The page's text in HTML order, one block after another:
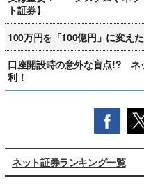
ト証券】
100万円を「100億円」に変え
口座開設時の意外な盲点!? ネ
利！
ネット証券ランキング一覧